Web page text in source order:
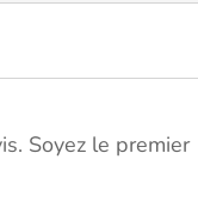
Soyez le premier